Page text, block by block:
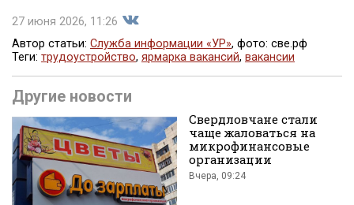
27 июня 2026, 11:26
Поделиться
Автор статьи: Служба информации «УР», фото: све.рф
Теги: трудоустройство, ярмарка вакансий, вакансии
Другие новости
Свердловчане стали
чаще жаловаться на
микрофинансовые
организации
Вчера, 09:24